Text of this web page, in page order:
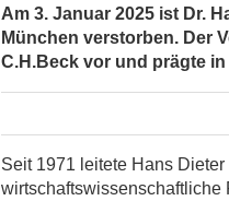
Am 3. Januar 2025 ist Dr.
München verstorben. Der
C.H.Beck vor und prägte
Seit 1971 leitete Hans
wirtschaftswissenschaftliche